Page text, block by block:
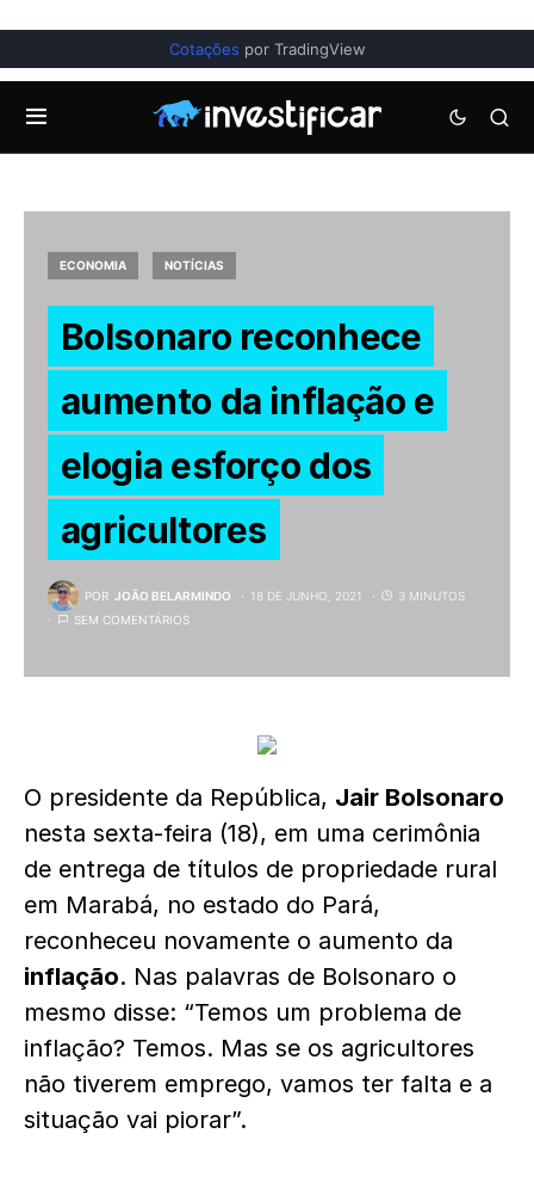
Cotações por TradingView
ECONOMIA NOTÍCIAS
Bolsonaro reconhece
aumento da inflação e
elogia esforço dos
agricultores
POR JOÃO BELARMINDO 18 DE JUNHO, 2021
3 MINUTOS
SEM COMENTÁRIOS
O presidente da República, Jair Bolsonaro
nesta sexta-feira (18), em uma cerimônia
de entrega de títulos de propriedade rural
em Marabá, no estado do Pará,
reconheceu novamente o aumento da
inflação. Nas palavras de Bolsonaro o
mesmo disse: “Temos um problema de
inflação? Temos. Mas se os agricultores
não tiverem emprego, vamos ter falta e a
situação vai piorar”.